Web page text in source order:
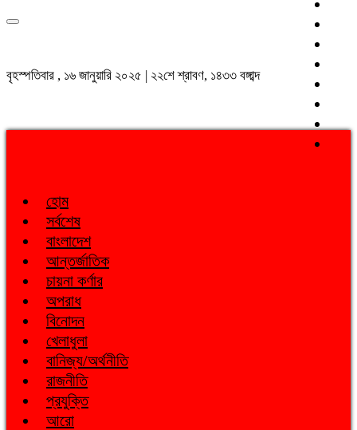
বৃহস্পতিবার , ১৬ জানুয়ারি ২০২৫ | ২২শে শ্রাবণ, ১৪৩৩ বঙ্গাব্দ
হোম
সর্বশেষ
বাংলাদেশ
আন্তর্জাতিক
চায়না কর্ণার
অপরাধ
বিনোদন
খেলাধুলা
বানিজ্য/অর্থনীতি
রাজনীতি
প্রযুক্তি
আরো